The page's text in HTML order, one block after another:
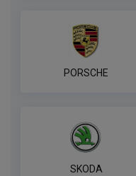
ПОД
по
PORSCHE
SKODA